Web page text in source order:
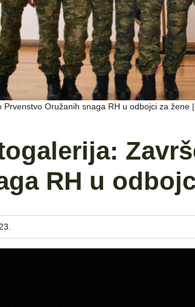
Prvenstvo Oružanih snaga RH u odbojci za žene
RH u